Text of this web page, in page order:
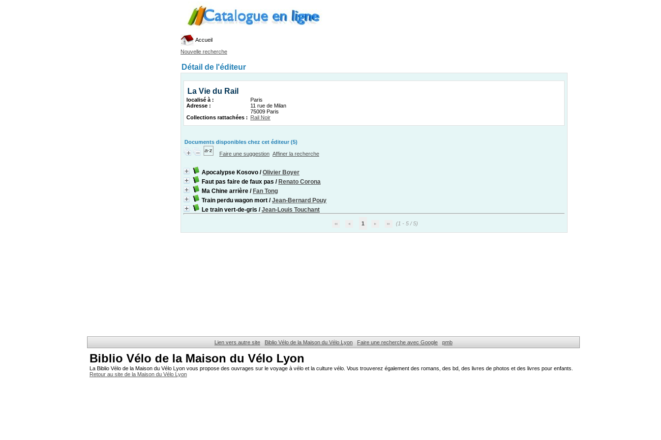
Accueil
Nouvelle recherche
Détail de l'éditeur
La Vie du Rail
localisé à :
Paris
Adresse :
11 rue de Milan
75009 Paris
Collections rattachées : Rail Noir
Documents disponibles chez cet éditeur (5)
Faire une suggestion Affiner la recherche
Apocalypse Kosovo /Olivier Boyer
Faut pas faire de faux pas / Renato Corona
Ma Chine arrière / Fan Tong
Train perdu wagon mort /Jean-Bernard Pouy
Le train vert-de-gris /Jean-Louis Touchant
1 (1 - 5 / 5)
Lien vers autre site Biblio Vélo de la Maison du Vélo Lyon Faire une recherche avec Google pmb
Biblio Vélo de la Maison du Vélo Lyon
La Biblio Vélo de la Maison du Vélo Lyon vous propose des ouvrages sur le voyage à vélo et la culture vélo. Vous trouverez également des romans, des bd, des livres de photos et des livres pour enfants.
Retour au site de la Maison du Vélo Lyon